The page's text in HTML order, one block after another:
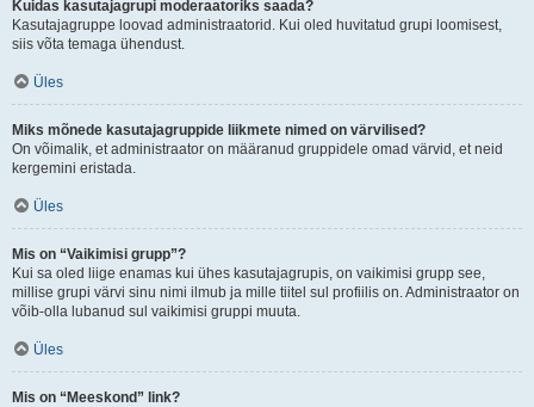
Kuidas kasutajagrupi moderaatoriks saada?
Kasutajagruppe loovad administraatorid. Kui oled huvitatud grupi loomisest,
siis võta temaga ühendust.
Üles
Miks mõnede kasutajagruppide liikmete nimed on värvilised?
On võimalik, et administraator on määranud gruppidele omad värvid, et neid
kergemini eristada.
Üles
Mis on “Vaikimisi grupp”?
Kui sa oled liige enamas kui ühes kasutajagrupis, on vaikimisi grupp see,
millise grupi värvi sinu nimi ilmub ja mille tiitel sul profiilis on. Administraator on
võib-olla lubanud sul vaikimisi gruppi muuta.
Üles
Mis on “Meeskond” link?